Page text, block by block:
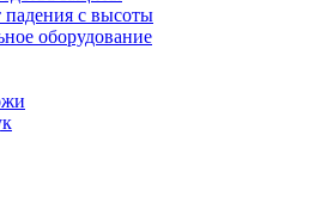
падения с высоты
оборудование